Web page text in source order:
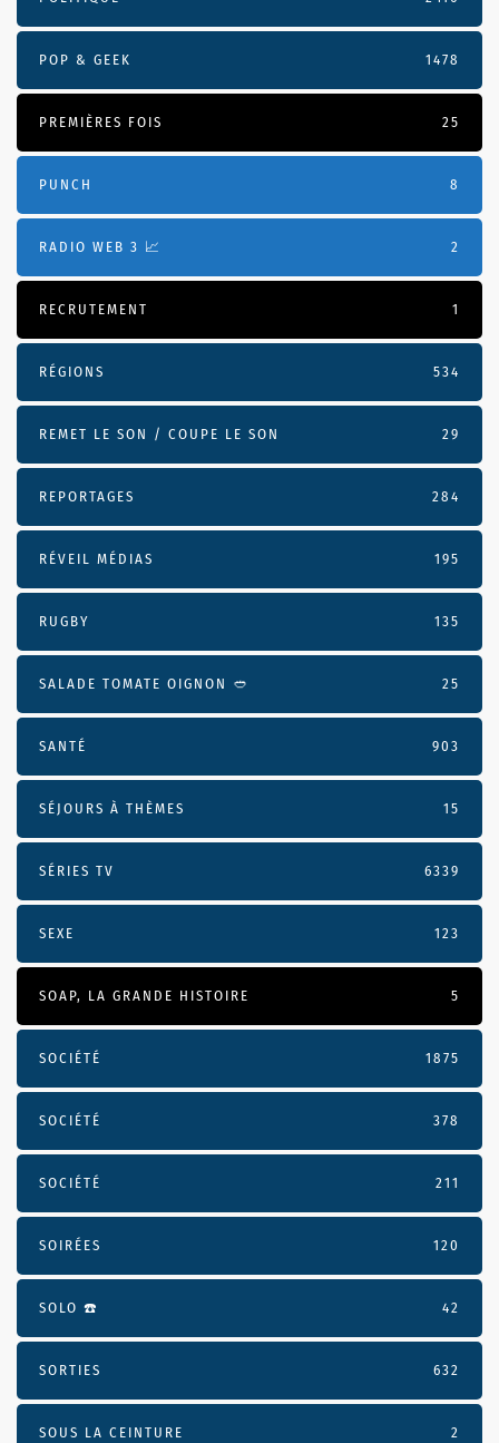
POP & GEEK 1478
PREMIÈRES FOIS 25
PUNCH 8
RADIO WEB 3 📈 2
RECRUTEMENT 1
RÉGIONS 534
REMET LE SON / COUPE LE SON 29
REPORTAGES 284
RÉVEIL MÉDIAS 195
RUGBY 135
SALADE TOMATE OIGNON 🥙 25
SANTÉ 903
SÉJOURS À THÈMES 15
SÉRIES TV 6339
SEXE 123
SOAP, LA GRANDE HISTOIRE 5
SOCIÉTÉ 1875
SOCIÉTÉ 378
SOCIÉTÉ 211
SOIRÉES 120
SOLO ☎️ 42
SORTIES 632
SOUS LA CEINTURE 2